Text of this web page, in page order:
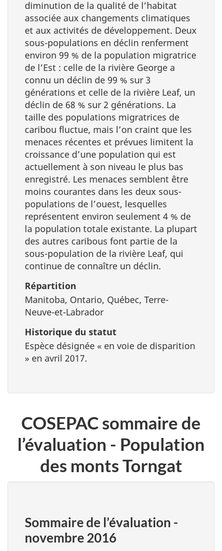
diminution de la qualité de l’habitat
associée aux changements climatiques
et aux activités de développement. Deux
sous-populations en déclin renferment
environ 99 % de la population migratrice
de l’Est : celle de la rivière George a
connu un déclin de 99 % sur 3
générations et celle de la rivière Leaf, un
déclin de 68 % sur 2 générations. La
taille des populations migratrices de
caribou fluctue, mais l’on craint que les
menaces récentes et prévues limitent la
croissance d’une population qui est
actuellement à son niveau le plus bas
enregistré. Les menaces semblent être
moins courantes dans les deux sous-
populations de l’ouest, lesquelles
représentent environ seulement 4 % de
la population totale existante. La plupart
des autres caribous font partie de la
sous-population de la rivière Leaf, qui
continue de connaître un déclin.
Répartition
Manitoba, Ontario, Québec, Terre-
Neuve-et-Labrador
Historique du statut
Espèce désignée « en voie de disparition
» en avril 2017.
COSEPAC sommaire de
l’évaluation - Population
des monts Torngat
Sommaire de l’évaluation -
novembre 2016